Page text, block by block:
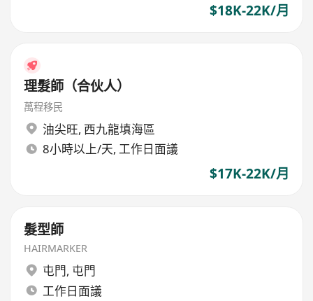
$18K-22K/月
理髮師（合伙人）
萬程移民
油尖旺, 西九龍填海區
8小時以上/天, 工作日面議
$17K-22K/月
髮型師
HAIRMARKER
屯門, 屯門
工作日面議